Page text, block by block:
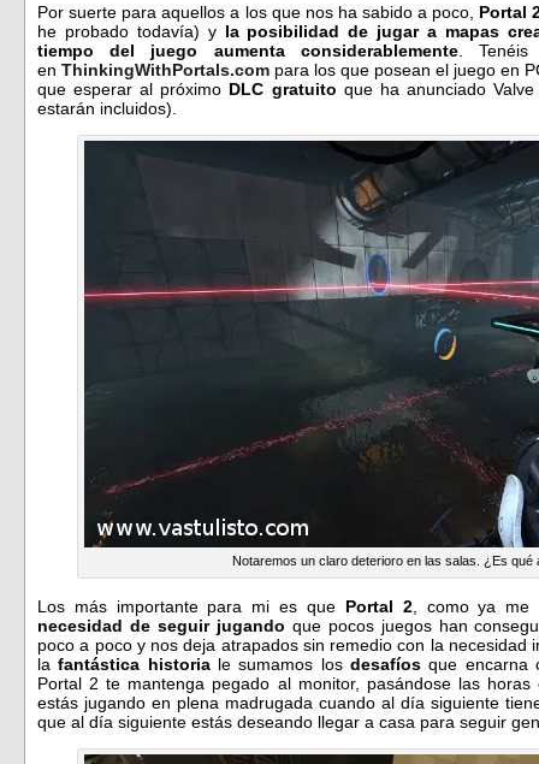
Por suerte para aquellos a los que nos ha sabido a poco, Portal
he probado todavía) yla posibilidad de jugar a mapas
tiempo del juego aumenta considerablemente. Tenéis
en ThinkingWithPortals.com para los que posean el juego en
que esperar al próximo DLC gratuito que ha anunciado
estarán incluidos).
Notaremos un claro deterioro en las salas. ¿Es qué
Los más importante para mi es que Portal 2, como ya me
necesidad de seguir jugando que pocos juegos han
poco a poco y nos deja atrapados sin remedio con la necesidad
lafantástica historiale sumamos losdesafíosque encarna
Portal 2 te mantenga pegado al monitor, pasándose las
estás jugando en plena madrugada cuando al día siguiente
que al día siguiente estás deseando llegar a casa para seguir